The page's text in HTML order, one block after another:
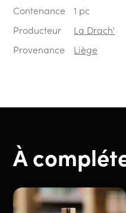
Contenance
1 pc
Producteur
La Drach'
Provenance
Liège
À